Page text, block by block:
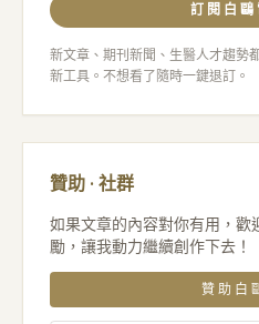
訂閱白鷗
新文章、期刊新聞、生醫人才趨勢
新工具。不想看了隨時一鍵退訂。
贊助 · 社群
如果文章的內容對你有用，歡
勵，讓我動力繼續創作下去！
贊助白